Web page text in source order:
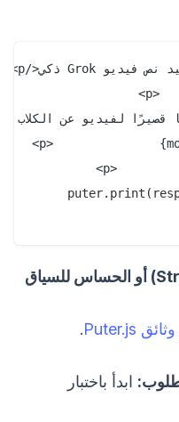
وثائق Puter.js .
ابدأ باختبار